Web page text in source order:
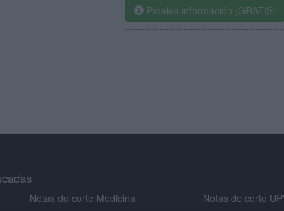
Pídeles información ¡GRATIS!
Notas de corte Medicina Notas de corte